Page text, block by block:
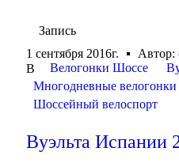
Запись
1 сентября 2016г.
Автор:
В
Велогонки Шоссе
Многодневные велогонки
Шоссейный велоспорт
Вуэльта Испании